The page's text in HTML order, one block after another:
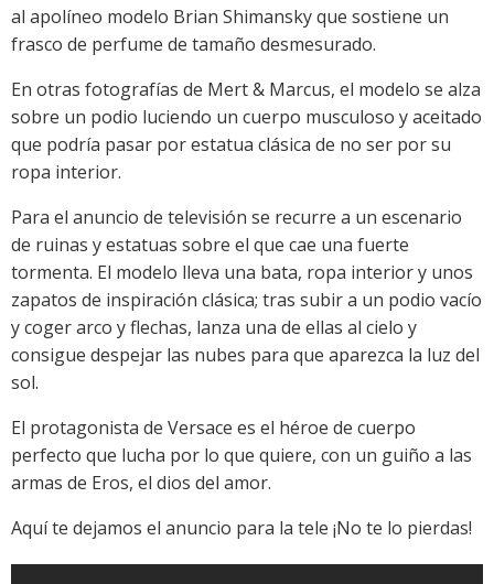
al apolíneo modelo Brian Shimansky que sostiene un
frasco de perfume de tamaño desmesurado.
En otras fotografías de Mert & Marcus, el modelo se alza
sobre un podio luciendo un cuerpo musculoso y aceitado
que podría pasar por estatua clásica de no ser por su
ropa interior.
Para el anuncio de televisión se recurre a un escenario
de ruinas y estatuas sobre el que cae una fuerte
tormenta. El modelo lleva una bata, ropa interior y unos
zapatos de inspiración clásica; tras subir a un podio vacío
y coger arco y flechas, lanza una de ellas al cielo y
consigue despejar las nubes para que aparezca la luz del
sol.
El protagonista de Versace es el héroe de cuerpo
perfecto que lucha por lo que quiere, con un guiño a las
armas de Eros, el dios del amor.
Aquí te dejamos el anuncio para la tele ¡No te lo pierdas!